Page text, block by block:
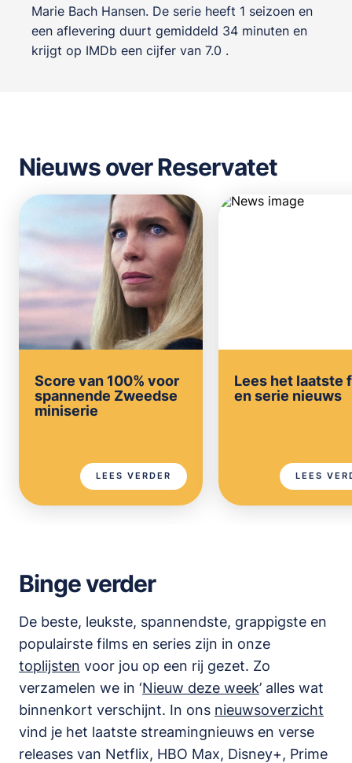
Marie Bach Hansen. De serie heeft 1 seizoen en
een aflevering duurt gemiddeld 34 minuten en
krijgt op IMDb een cijfer van 7.0 .
Nieuws over Reservatet
Score van 100% voor
spannende Zweedse
miniserie
LEES VERDER
Lees het laatste
en serie nieuws
LEES
Binge verder
De beste, leukste, spannendste, grappigste en
populairste films en series zijn in onze
toplijsten voor jou op een rij gezet. Zo
verzamelen we in ‘Nieuw deze week’ alles wat
binnenkort verschijnt. In ons nieuwsoverzicht
vind je het laatste streamingnieuws en verse
releases van Netflix, HBO Max, Disney+, Prime